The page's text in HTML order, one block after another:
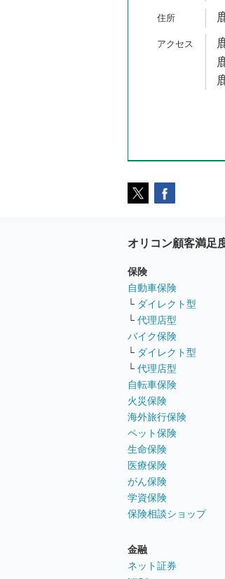
オリコン顧客満足
保険
自動車保険
└ ダイレクト型
└ 代理店型
バイク保険
└ ダイレクト型
└ 代理店型
自転車保険
火災保険
海外旅行保険
ペット保険
生命保険
医療保険
がん保険
学資保険
保険相談ショップ
金融
ネット証券